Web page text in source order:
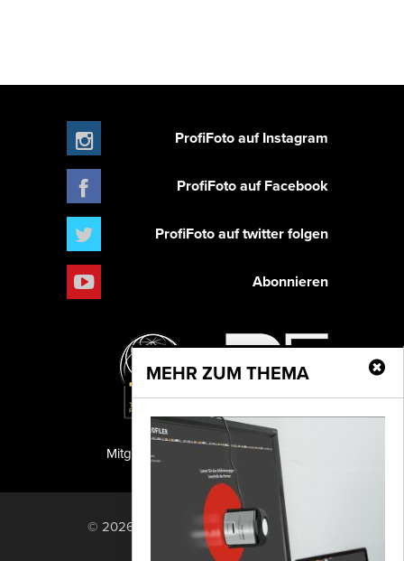
MEHR ZUM THEMA
ProfiFoto auf Instagram
ProfiFoto auf Facebook
ProfiFoto auf twitter folgen
Abonnieren
PF Publishing GmbH
Mitglied der TIPA
© 2026 PF Publishing GmbH. All rights
reserved.